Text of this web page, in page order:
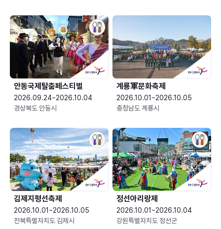
안동국제탈춤페스티벌
2026.09.24~2026.10.04
경상북도 안동시
2026.10.01~2026.10.05
충청남도 계룡시
김제지평선축제
2026.10.01~2026.10.05
전북특별자치도 김제시
정선아리랑제
2026.10.01~2026.10.04
강원특별자치도 정선군